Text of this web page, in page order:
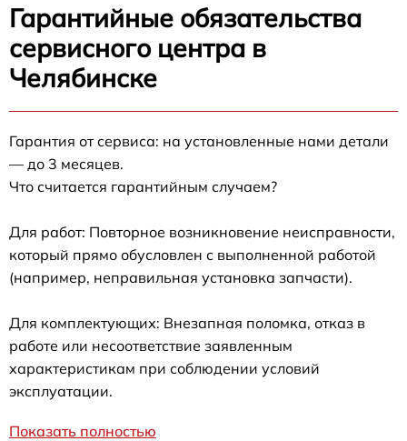
Гарантийные обязательства
сервисного центра в
Челябинске
Гарантия от сервиса: на установленные нами детали
— до 3 месяцев.
Что считается гарантийным случаем?
Для работ: Повторное возникновение неисправности,
который прямо обусловлен с выполненной работой
(например, неправильная установка запчасти).
Для комплектующих: Внезапная поломка, отказ в
работе или несоответствие заявленным
характеристикам при соблюдении условий
эксплуатации.
Показать полностью